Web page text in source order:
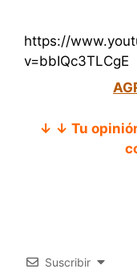
https://
v=bbIQc3TLCgE
↓ ↓ Tu
Suscribir